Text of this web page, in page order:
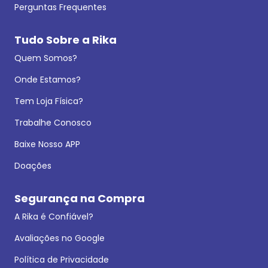
Perguntas Frequentes
Tudo Sobre a Rika
Quem Somos?
Onde Estamos?
Tem Loja Física?
Trabalhe Conosco
Baixe Nosso APP
Doações
Segurança na Compra
A Rika é Confiável?
Avaliações no Google
Política de Privacidade